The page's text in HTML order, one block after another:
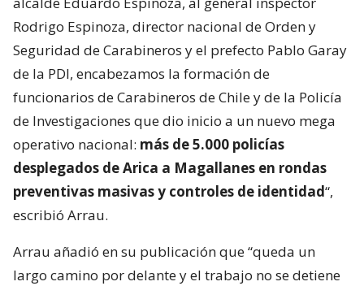
Rodrigo Espinoza, director nacional de Orden y
Seguridad de Carabineros y el prefecto Pablo Garay
de la PDI, encabezamos la formación de
funcionarios de Carabineros de Chile y de la Policía
de Investigaciones que dio inicio a un nuevo mega
operativo nacional: más de 5.000 policías
desplegados de Arica a Magallanes en rondas
preventivas masivas y controles de identidad“,
escribió Arrau.
Arrau añadió en su publicación que “queda un
largo camino por delante y el trabajo no se detiene